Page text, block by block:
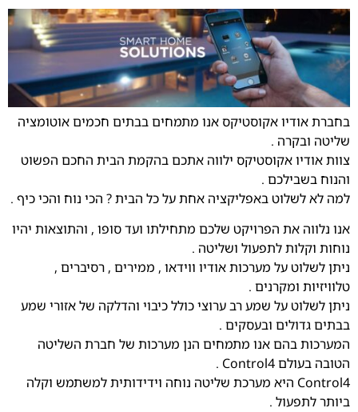
בחברת אודיו אקוסטיקס אנו מתמחים בבתים חכמים אוטומציה
שליטה ובקרה .
צוות אודיו אקוסטיקס ילווה אתכם בהקמת הבית החכם הפשוט
והנוח בשבילכם .
למה לא לשלוט באפליקציה אחת על כל הבית ? הכי נוח והכי כיף .
אנו נלווה את הפרויקט שלכם מתחילתו ועד סופו , והתוצאות יהיו
נוחות וקלות לתפעול ושליטה .
ניתן לשלוט על מערכות אודיו ווידאו , ממירים , רסיברים ,
טלוויזיות ומקרנים .
ניתן לשלוט על שמע רב ערוצי כולל כיבוי והדלקה של אזורי שמע
בבתים גדולים ובעסקים .
המערכות בהם אנו מתמחים הנן מערכות של חברת השליטה
הטובה בעולם Control4 .
Control4 היא מערכת שליטה נוחה וידידותית למשתמש וקלה
ביותר לתפעול .